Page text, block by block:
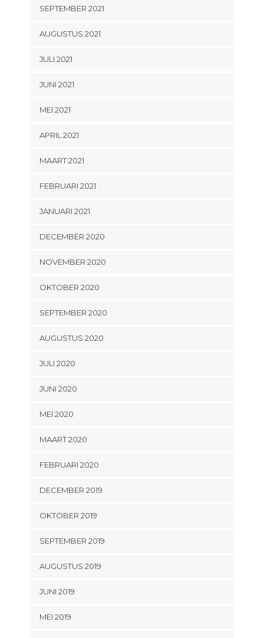
SEPTEMBER 2021
AUGUSTUS 2021
JULI 2021
JUNI 2021
MEI 2021
APRIL 2021
MAART 2021
FEBRUARI 2021
JANUARI 2021
DECEMBER 2020
NOVEMBER 2020
OKTOBER 2020
SEPTEMBER 2020
AUGUSTUS 2020
JULI 2020
JUNI 2020
MEI 2020
MAART 2020
FEBRUARI 2020
DECEMBER 2019
OKTOBER 2019
SEPTEMBER 2019
AUGUSTUS 2019
JUNI 2019
MEI 2019